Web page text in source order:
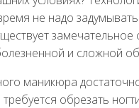
не надо
и сложной
маникюра
обрезать